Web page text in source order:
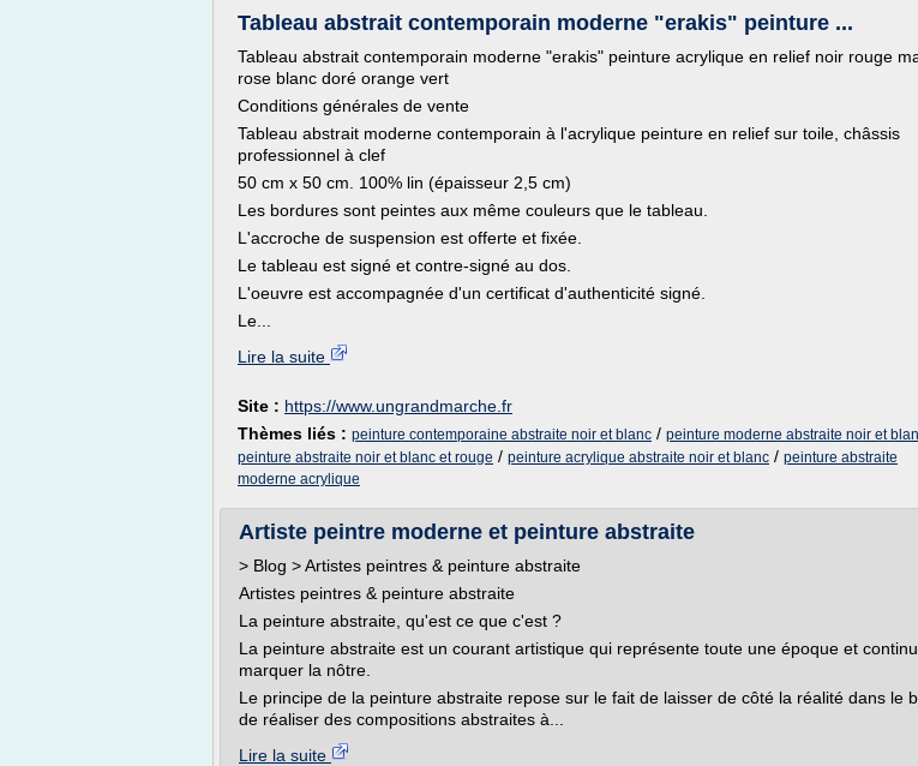
Tableau abstrait contemporain moderne "erakis" peinture ...
Tableau abstrait contemporain moderne "erakis" peinture acrylique en relief noir rouge
rose blanc doré orange vert
Conditions générales de vente
Tableau abstrait moderne contemporain à l'acrylique peinture en relief sur toile, châssis
professionnel à clef
50 cm x 50 cm. 100% lin (épaisseur 2,5 cm)
Les bordures sont peintes aux même couleurs que le tableau.
L'accroche de suspension est offerte et fixée.
Le tableau est signé et contre-signé au dos.
L'oeuvre est accompagnée d'un certificat d'authenticité signé.
Le...
Lire la suite
Site : https://www.ungrandmarche.fr
Thèmes liés : peinture contemporaine abstraite noir et blanc / peinture moderne abstraite noir et
peinture abstraite noir et blanc et rouge / peinture acrylique abstraite noir et blanc / peinture abstraite
moderne acrylique
Artiste peintre moderne et peinture abstraite
> Blog > Artistes peintres & peinture abstraite
Artistes peintres & peinture abstraite
La peinture abstraite, qu'est ce que c'est ?
La peinture abstraite est un courant artistique qui représente toute une époque et
marquer la nôtre.
Le principe de la peinture abstraite repose sur le fait de laisser de côté la réalité dans le
de réaliser des compositions abstraites à...
Lire la suite